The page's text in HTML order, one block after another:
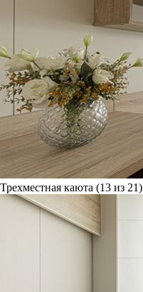
Трехместная каюта (13 из 21)